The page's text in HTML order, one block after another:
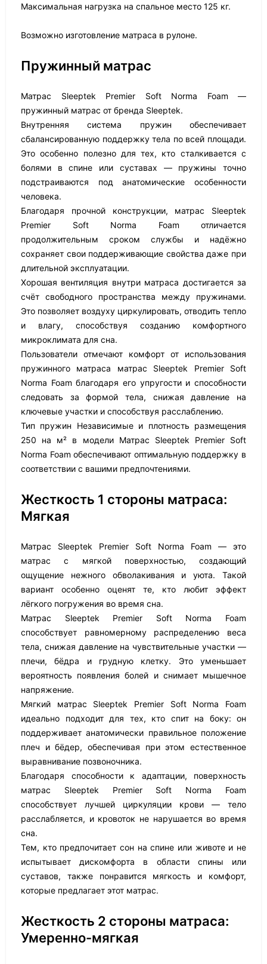
Максимальная нагрузка на спальное место 125 кг.
Возможно изготовление матраса в рулоне.
Пружинный матрас
Матрас Sleeptek Premier Soft Norma Foam —
пружинный матрас от бренда Sleeptek.
Внутренняя система пружин обеспечивает
сбалансированную поддержку тела по всей площади.
Это особенно полезно для тех, кто сталкивается с
болями в спине или суставах — пружины точно
подстраиваются под анатомические особенности
человека.
Благодаря прочной конструкции, матрас Sleeptek
Premier Soft Norma Foam отличается
продолжительным сроком службы и надёжно
сохраняет свои поддерживающие свойства даже при
длительной эксплуатации.
Хорошая вентиляция внутри матраса достигается за
счёт свободного пространства между пружинами.
Это позволяет воздуху циркулировать, отводить тепло
и влагу, способствуя созданию комфортного
микроклимата для сна.
Пользователи отмечают комфорт от использования
пружинного матраса матрас Sleeptek Premier Soft
Norma Foam благодаря его упругости и способности
следовать за формой тела, снижая давление на
ключевые участки и способствуя расслаблению.
Тип пружин Независимые и плотность размещения
250 на м² в модели Матрас Sleeptek Premier Soft
Norma Foam обеспечивают оптимальную поддержку в
соответствии с вашими предпочтениями.
Жесткость 1 стороны матраса:
Мягкая
Матрас Sleeptek Premier Soft Norma Foam — это
матрас с мягкой поверхностью, создающий
ощущение нежного обволакивания и уюта. Такой
вариант особенно оценят те, кто любит эффект
лёгкого погружения во время сна.
Матрас Sleeptek Premier Soft Norma Foam
способствует равномерному распределению веса
тела, снижая давление на чувствительные участки —
плечи, бёдра и грудную клетку. Это уменьшает
вероятность появления болей и снимает мышечное
напряжение.
Мягкий матрас Sleeptek Premier Soft Norma Foam
идеально подходит для тех, кто спит на боку: он
поддерживает анатомически правильное положение
плеч и бёдер, обеспечивая при этом естественное
выравнивание позвоночника.
Благодаря способности к адаптации, поверхность
матрас Sleeptek Premier Soft Norma Foam
способствует лучшей циркуляции крови — тело
расслабляется, и кровоток не нарушается во время
сна.
Тем, кто предпочитает сон на спине или животе и не
испытывает дискомфорта в области спины или
суставов, также понравится мягкость и комфорт,
которые предлагает этот матрас.
Жесткость 2 стороны матраса:
Умеренно-мягкая